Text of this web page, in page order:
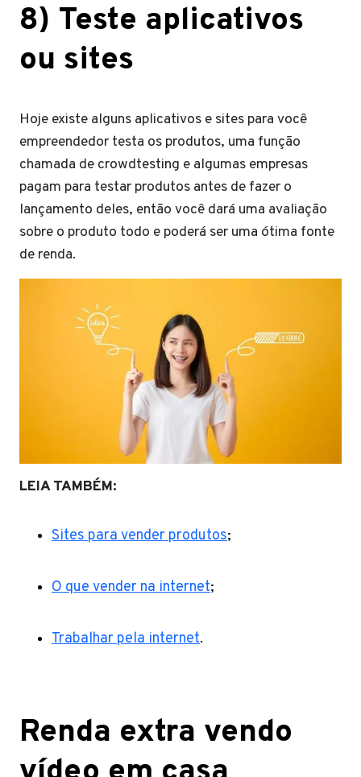
8) Teste aplicativos
ou sites
Hoje existe alguns aplicativos e sites para você
empreendedor testa os produtos, uma função
chamada de crowdtesting e algumas empresas
pagam para testar produtos antes de fazer o
lançamento deles, então você dará uma avaliação
sobre o produto todo e poderá ser uma ótima fonte
de renda.
LEIA TAMBÉM:
Sites para vender produtos;
O que vender na internet;
Trabalhar pela internet.
Renda extra vendo